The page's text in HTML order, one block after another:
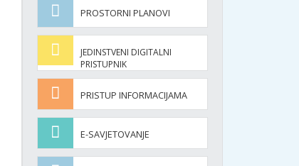
PROSTORNI PLANOVI
JEDINSTVENI DIGITALNI
PRISTUPNIK
PRISTUP INFORMACIJAMA
E-SAVJETOVANJE